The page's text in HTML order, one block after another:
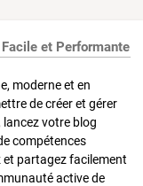
et Performante
moderne et en
de créer et gérer
votre blog
compétences
et partagez facilement
active de